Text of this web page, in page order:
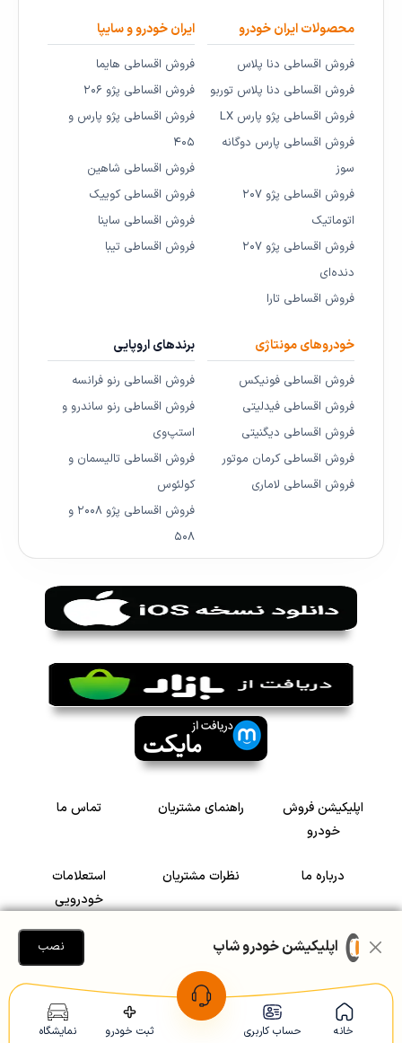
خانه حساب کاربری ثبت خودرو نمایشگاه
محصولات ایران خودرو
فروش اقساطی دنا پلاس
فروش اقساطی دنا پلاس توربو
فروش اقساطی پژو پارس LX
فروش اقساطی پارس دوگانه
سوز
فروش اقساطی پژو ۲۰۷
اتوماتیک
فروش اقساطی پژو ۲۰۷
دنده‌ای
فروش اقساطی تارا
ایران خودرو و سایپا
فروش اقساطی هایما
فروش اقساطی پژو ۲۰۶
فروش اقساطی پژو پارس و
۴۰۵
فروش اقساطی شاهین
فروش اقساطی کوییک
فروش اقساطی ساینا
فروش اقساطی تیبا
خودروهای مونتاژی
فروش اقساطی فونیکس
فروش اقساطی فیدلیتی
فروش اقساطی دیگنیتی
فروش اقساطی کرمان موتور
فروش اقساطی لاماری
برندهای اروپایی
فروش اقساطی رنو فرانسه
فروش اقساطی رنو ساندرو و
استپ‌وی
فروش اقساطی تالیسمان و
کولئوس
فروش اقساطی پژو ۲۰۰۸ و
۵۰۸
اپلیکیشن فروش
خودرو
راهنمای مشتریان تماس ما
درباره ما نظرات مشتریان
استعلامات
خودرویی
سرمایه گذاری در
رضایت مشتریان
Copyright © 2005-2026 Khodroshop.ir
اپلیکیشن خودرو شاپ نصب